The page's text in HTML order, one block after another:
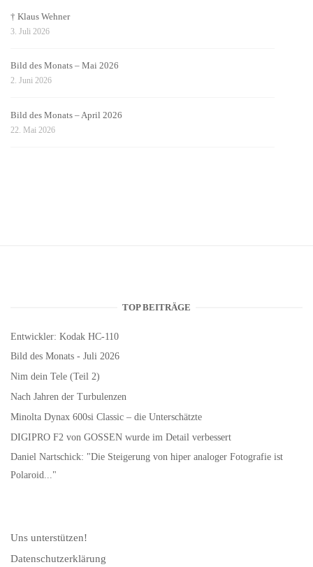
† Klaus Wehner
3. Juli 2026
Bild des Monats – Mai 2026
2. Juni 2026
Bild des Monats – April 2026
22. Mai 2026
TOP BEITRÄGE
Entwickler: Kodak HC-110
Bild des Monats - Juli 2026
Nim dein Tele (Teil 2)
Nach Jahren der Turbulenzen
Minolta Dynax 600si Classic – die Unterschätzte
DIGIPRO F2 von GOSSEN wurde im Detail verbessert
Daniel Nartschick: "Die Steigerung von hiper analoger Fotografie ist
Polaroid..."
Uns unterstützen!
Datenschutzerklärung